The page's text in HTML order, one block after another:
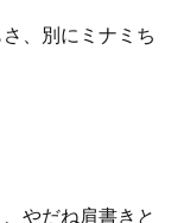
、別にミナミち
やだね肩書きと